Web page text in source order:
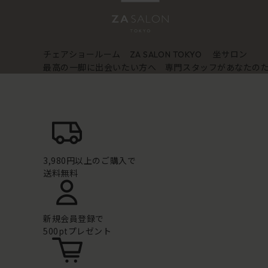
チェアショールーム ZA SALON TOKYO
坐サロン
最高の一脚に出会いたい方へ 専門スタッフがあなたの
3,980円以上のご購入で
送料無料
新規会員登録で
500ptプレゼント